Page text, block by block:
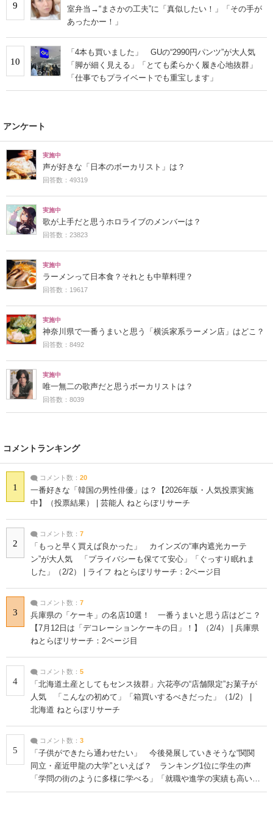
9
室弁当→“まさかの工夫”に「真似したい！」「その手が
あったかー！」
10
「4本も買いました」 GUの“2990円パンツ”が大人気
「脚が細く見える」「とても柔らかく履き心地抜群」
「仕事でもプライベートでも重宝します」
アンケート
実施中
声が好きな「日本のボーカリスト」は？
回答数：49319
実施中
歌が上手だと思うホロライブのメンバーは？
回答数：23823
実施中
ラーメンって日本食？それとも中華料理？
回答数：19617
実施中
神奈川県で一番うまいと思う「横浜家系ラーメン店」はどこ？
回答数：8492
実施中
唯一無二の歌声だと思うボーカリストは？
回答数：8039
コメントランキング
1
コメント数： 20
一番好きな「韓国の男性俳優」は？【2026年版・人気投票実施
中】（投票結果） | 芸能人 ねとらぼリサーチ
2
コメント数： 7
「もっと早く買えば良かった」 カインズの“車内遮光カーテ
ン”が大人気 「プライバシーも保てて安心」「ぐっすり眠れま
した」（2/2） | ライフ ねとらぼリサーチ：2ページ目
3
コメント数： 7
兵庫県の「ケーキ」の名店10選！ 一番うまいと思う店はどこ？
【7月12日は「デコレーションケーキの日」！】（2/4） | 兵庫県
ねとらぼリサーチ：2ページ目
4
コメント数： 5
「北海道土産としてもセンス抜群」六花亭の“店舗限定”お菓子が
人気 「こんなの初めて」「箱買いするべきだった」（1/2） |
北海道 ねとらぼリサーチ
5
コメント数： 3
「子供ができたら通わせたい」 今後発展していきそうな“関関
同立・産近甲龍の大学”といえば？ ランキング1位に学生の声
「学問の街のように多様に学べる」「就職や進学の実績も高い」
| 大学 ねとらぼリサーチ